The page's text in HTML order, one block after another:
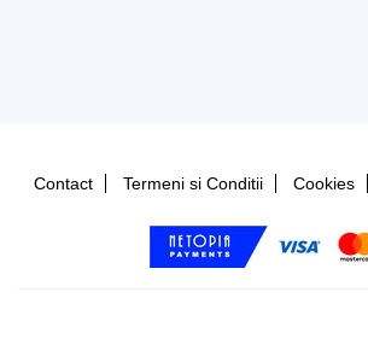
Contact Termeni si Conditii Cookies